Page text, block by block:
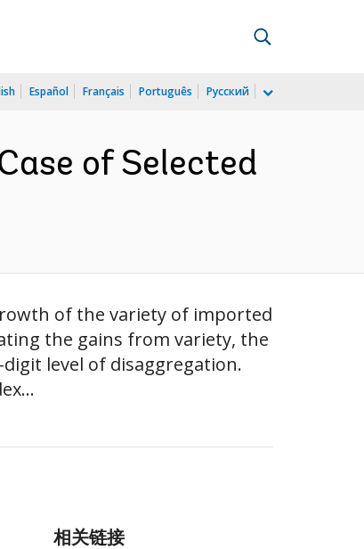
Español Français Português Русский
of Selected
of the variety of imported
the gains from variety, the
level of disaggregation.
相关链接